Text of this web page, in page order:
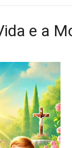
e a